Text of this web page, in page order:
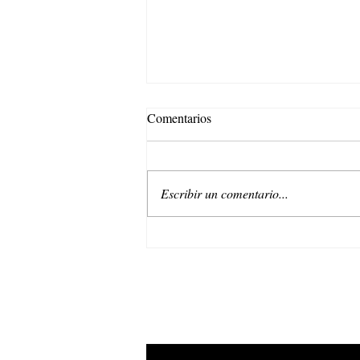
Comentarios
Escribir un comentario...